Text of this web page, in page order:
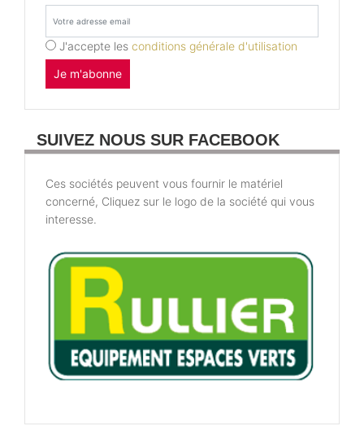
J'accepte les conditions générale d'utilisation
Je m'abonne
SUIVEZ NOUS SUR FACEBOOK
Ces sociétés peuvent vous fournir le matériel
concerné, Cliquez sur le logo de la société qui vous
interesse.